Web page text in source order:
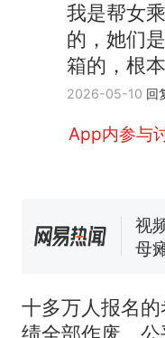
我是帮女
的，她们
箱的，根
2026-05-10 回
App内参与
热
全
新
家
国
搬
空
电
试
已
热
十多万人报名